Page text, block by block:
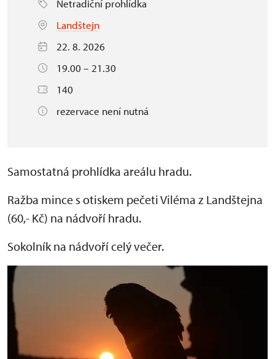
Netradiční prohlídka
Landštejn
22. 8. 2026
19.00 – 21.30
140
rezervace není nutná
Samostatná prohlídka areálu hradu.
Ražba mince s otiskem pečeti Viléma z Landštejna
(60,- Kč) na nádvoří hradu.
Sokolník na nádvoří celý večer.